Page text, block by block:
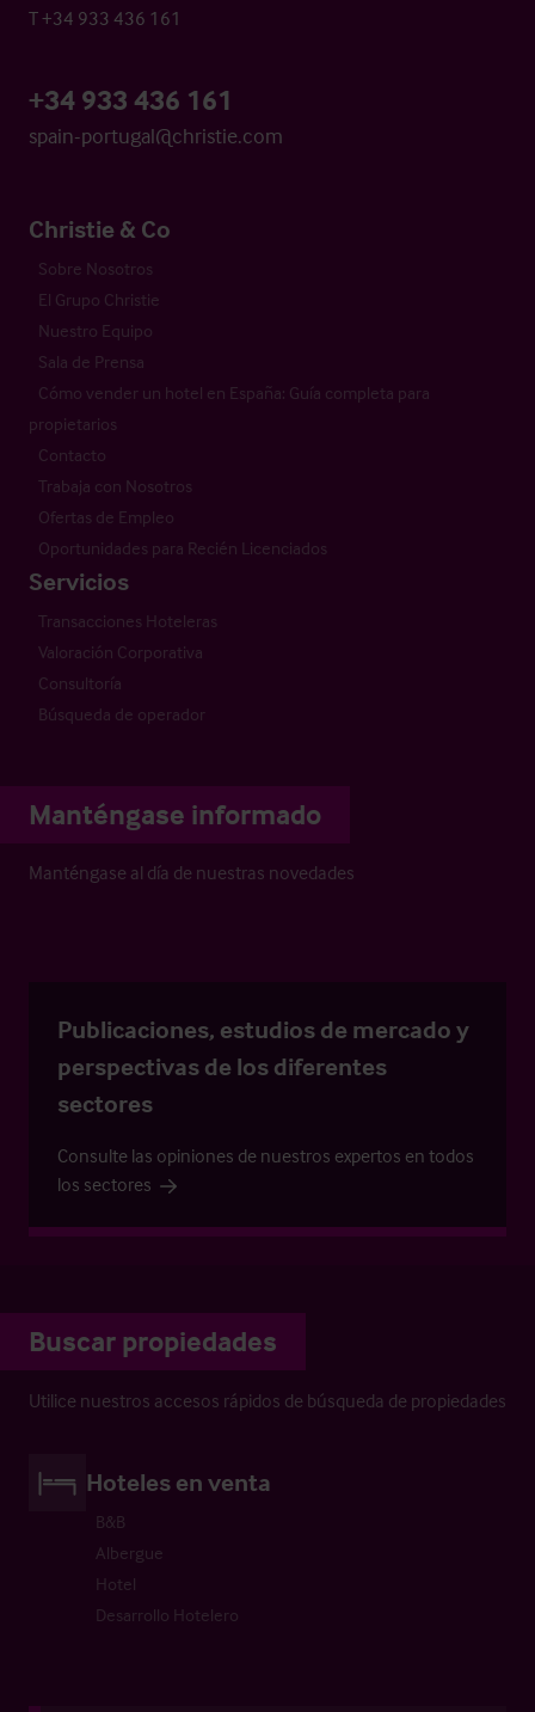
T +34 933 436 161
+34 933 436 161
spain-portugal@christie.com
Christie & Co
Sobre Nosotros
El Grupo Christie
Nuestro Equipo
Sala de Prensa
Cómo vender un hotel en España: Guía completa para
propietarios
Contacto
Trabaja con Nosotros
Ofertas de Empleo
Oportunidades para Recién Licenciados
Servicios
Transacciones Hoteleras
Valoración Corporativa
Consultoría
Búsqueda de operador
Manténgase informado
Manténgase al día de nuestras novedades
Publicaciones, estudios de mercado y
perspectivas de los diferentes
sectores
Consulte las opiniones de nuestros expertos en todos
los sectores
Buscar propiedades
Utilice nuestros accesos rápidos de búsqueda de propiedades
Hoteles en venta
B&B
Albergue
Hotel
Desarrollo Hotelero